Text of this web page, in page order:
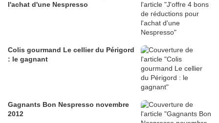
l'achat d'une Nespresso
Colis gourmand Le cellier du Périgord
: le gagnant
Gagnants Bon Nespresso novembre
2012